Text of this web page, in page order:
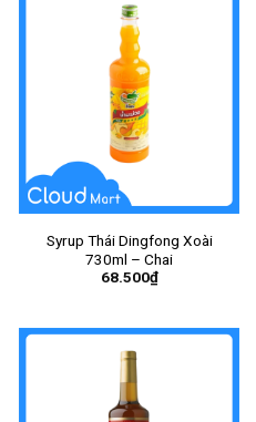
Syrup Thái Dingfong Xoài
730ml – Chai
68.500₫